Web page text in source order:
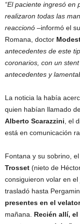
“El paciente ingresó
realizaron todas las
reaccionó –informó el
Romana, doctor
antecedentes de este
coronarios, con un
antecedentes y
La noticia la había
quien habían llamado
Alberto Scarazzini , el
está en comunicación
Fontana y su sobrino,
Trosset (nieto de
consiguieron volar en
trasladó hasta
presentes en el
mañana.
Recién allí,